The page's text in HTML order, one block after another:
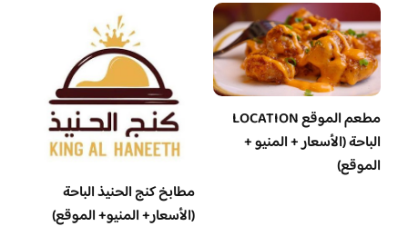
مطعم الموقع LOCATION
الباحة (الأسعار + المنيو +
الموقع)
مطابخ كنج الحنيذ الباحة
(الأسعار+ المنيو+ الموقع)